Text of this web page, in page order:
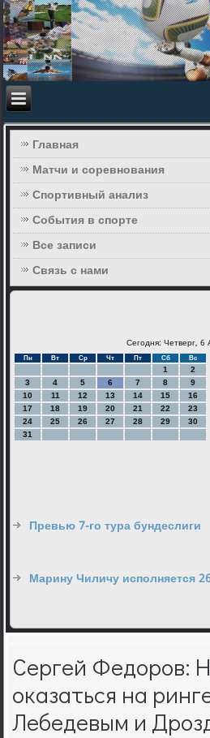
Главная
Матчи и соревнования
Спортивный анализ
События в спорте
Все записи
Связь с нами
Сегодня: Четверг, 6
Пн Вт Ср Чт Пт Сб Вс
1
2
3
4 5 6 7 8
9
10
11 12 13 14 15
16
17
18 19 20 21 22
23
24
25 26 27 28 29
30
31
Превью 7-го тура бундеслиги
Марину Чиличу исполняется
Сергей Федоров:
оказаться на
Лебедевым и